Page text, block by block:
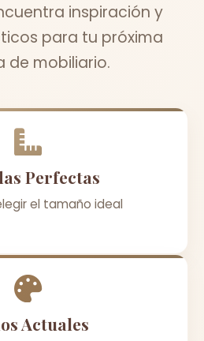
inspiración y
para tu próxima
de mobiliario.
Perfectas
el tamaño ideal
Actuales